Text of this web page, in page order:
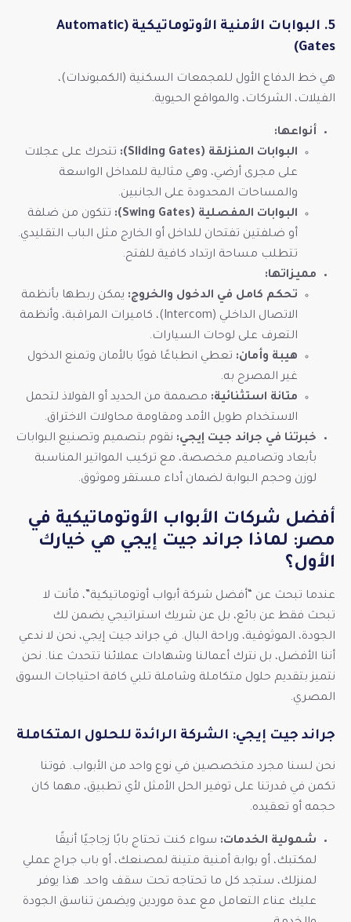
5. البوابات الأمنية الأوتوماتيكية (Automatic
Gates)
هي خط الدفاع الأول للمجمعات السكنية (الكمبوندات)،
الفيلات، الشركات، والمواقع الحيوية.
أنواعها:
البوابات المنزلقة (Sliding Gates):
تتحرك على عجلات
على مجرى أرضي، وهي مثالية للمداخل الواسعة
والمساحات المحدودة على الجانبين.
البوابات المفصلية (Swing Gates):
تتكون من ضلفة
أو ضلفتين تفتحان للداخل أو الخارج مثل الباب التقليدي.
تتطلب مساحة ارتداد كافية للفتح.
مميزاتها:
تحكم كامل في الدخول والخروج: يمكن ربطها بأنظمة
الاتصال الداخلي (Intercom)، كاميرات المراقبة، وأنظمة
التعرف على لوحات السيارات.
هيبة وأمان: تعطي انطباعًا قويًا بالأمان وتمنع الدخول
غير المصرح به.
متانة استثنائية: مصممة من الحديد أو الفولاذ لتحمل
الاستخدام طويل الأمد ومقاومة محاولات الاختراق.
خبرتنا في جراند جيت إيجي: نقوم بتصميم وتصنيع البوابات
بأبعاد وتصاميم مخصصة، مع تركيب المواتير المناسبة
لوزن وحجم البوابة لضمان أداء مستقر وموثوق.
أفضل شركات الأبواب الأوتوماتيكية في
مصر: لماذا جراند جيت إيجي هي خيارك
الأول؟
عندما تبحث عن “أفضل شركة أبواب أوتوماتيكية”، فأنت لا
تبحث فقط عن بائع، بل عن شريك استراتيجي يضمن لك
الجودة، الموثوقية، وراحة البال. في جراند جيت إيجي، نحن لا ندعي
أننا الأفضل، بل نترك أعمالنا وشهادات عملائنا تتحدث عنا. نحن
نتميز بتقديم حلول متكاملة وشاملة تلبي كافة احتياجات السوق
المصري.
جراند جيت إيجي: الشركة الرائدة للحلول المتكاملة
نحن لسنا مجرد متخصصين في نوع واحد من الأبواب. قوتنا
تكمن في قدرتنا على توفير الحل الأمثل لأي تطبيق، مهما كان
حجمه أو تعقيده.
شمولية الخدمات: سواء كنت تحتاج بابًا زجاجيًا أنيقًا
لمكتبك، أو بوابة أمنية متينة لمصنعك، أو باب جراج عملي
لمنزلك، ستجد كل ما تحتاجه تحت سقف واحد. هذا يوفر
عليك عناء التعامل مع عدة موردين ويضمن تناسق الجودة